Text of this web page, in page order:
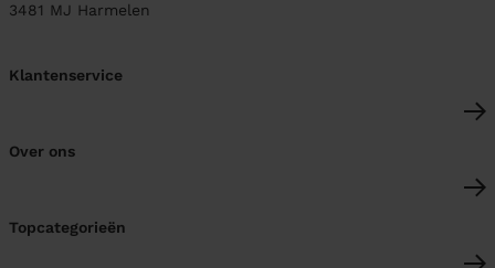
3481 MJ Harmelen
Klantenservice
Over ons
Topcategorieën